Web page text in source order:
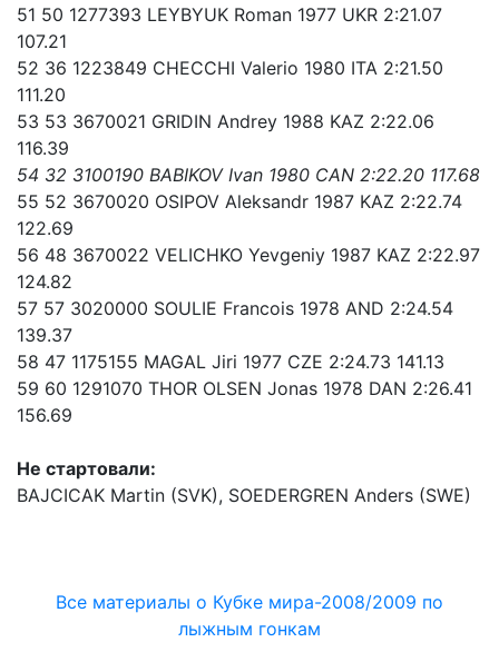
51 50 1277393 LEYBYUK Roman 1977 UKR 2:21.07
107.21
52 36 1223849 CHECCHI Valerio 1980 ITA 2:21.50
111.20
53 53 3670021 GRIDIN Andrey 1988 KAZ 2:22.06
116.39
54 32 3100190 BABIKOV Ivan 1980 CAN 2:22.20 117.68
55 52 3670020 OSIPOV Aleksandr 1987 KAZ 2:22.74
122.69
56 48 3670022 VELICHKO Yevgeniy 1987 KAZ 2:22.97
124.82
57 57 3020000 SOULIE Francois 1978 AND 2:24.54
139.37
58 47 1175155 MAGAL Jiri 1977 CZE 2:24.73 141.13
59 60 1291070 THOR OLSEN Jonas 1978 DAN 2:26.41
156.69
Не стартовали:
BAJCICAK Martin (SVK), SOEDERGREN Anders (SWE)
Все материалы о Кубке мира-2008/2009 по
лыжным гонкам